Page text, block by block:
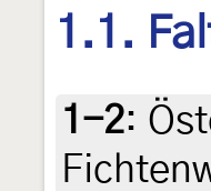
1.1.
1-2: